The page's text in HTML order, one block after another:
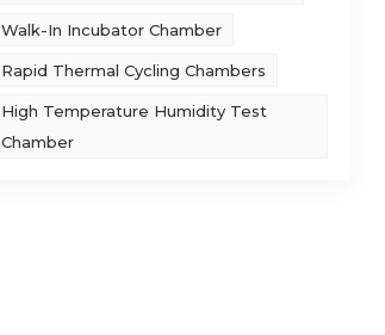
Walk-In Incubator Chamber
Rapid Thermal Cycling Chambers
High Temperature Humidity Test
Chamber